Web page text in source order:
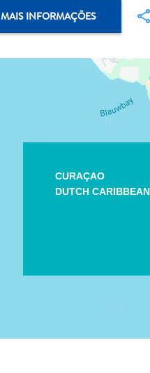
MAIS INFORMAÇÕES
CURAÇAO
DUTCH CARIBBEAN